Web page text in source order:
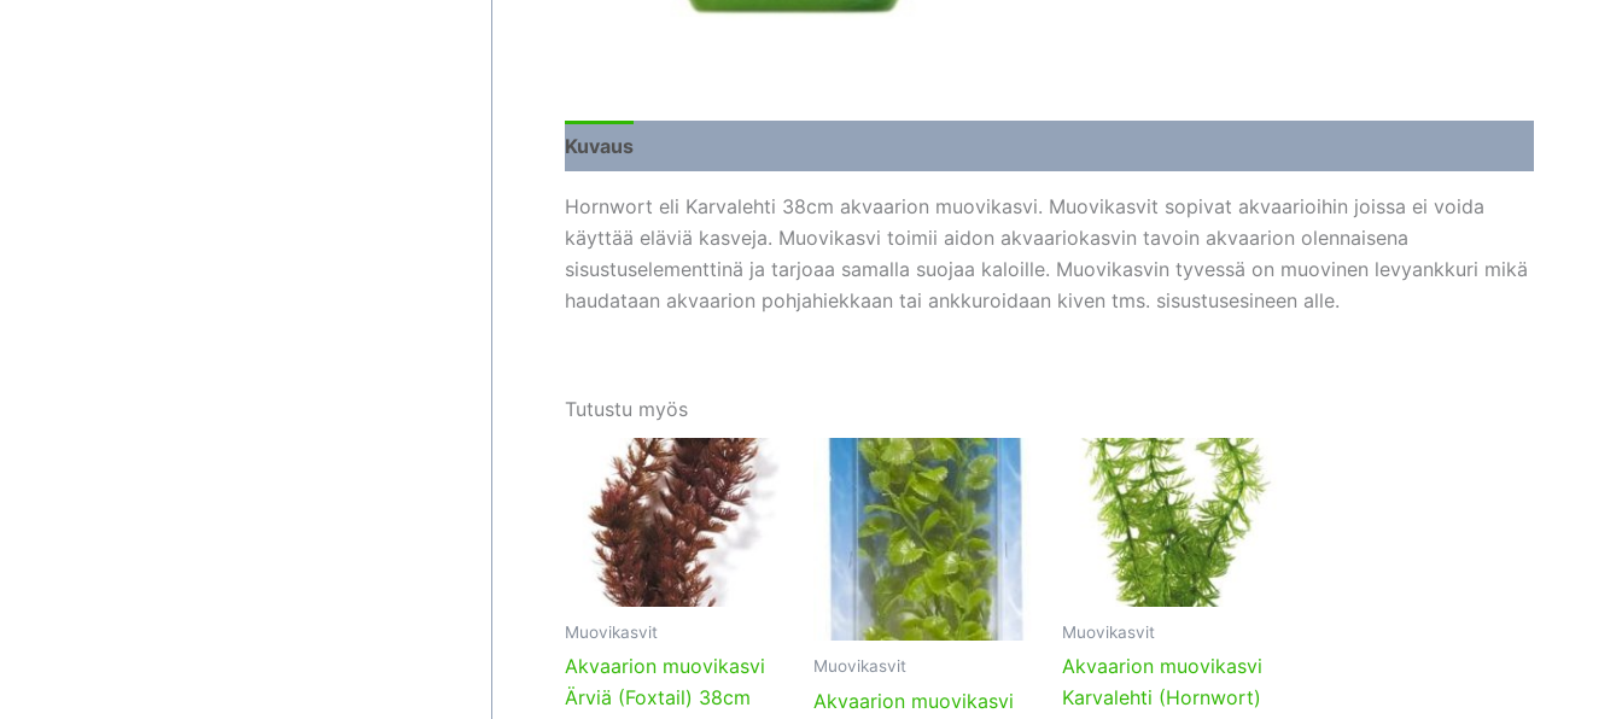
Kuvaus
Hornwort eli Karvalehti 38cm akvaarion muovikasvi. Muovikasvit sopivat akvaarioihin joissa ei voida
käyttää eläviä kasveja. Muovikasvi toimii aidon akvaariokasvin tavoin akvaarion olennaisena
sisustuselementtinä ja tarjoaa samalla suojaa kaloille. Muovikasvin tyvessä on muovinen levyankkuri mikä
haudataan akvaarion pohjahiekkaan tai ankkuroidaan kiven tms. sisustusesineen alle.
Tutustu myös
Muovikasvit
Akvaarion muovikasvi
Ärviä (Foxtail) 38cm
Muovikasvit
Akvaarion muovikasvi
Muovikasvit
Akvaarion muovikasvi
Karvalehti (Hornwort)